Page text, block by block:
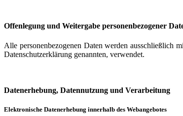
Offenlegung und Weitergabe personenbezogener
Alle personenbezogenen Daten werden ausschließlich
Datenschutzerklärung genannten, verwendet.
Datenerhebung, Datennutzung und Verarbeitung
Elektronische Datenerhebung innerhalb des Webangebotes